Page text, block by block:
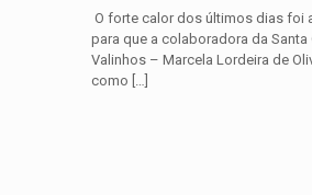
O forte calor dos últimos dias foi
para que a colaboradora da Santa
Valinhos – Marcela Lordeira de
como […]